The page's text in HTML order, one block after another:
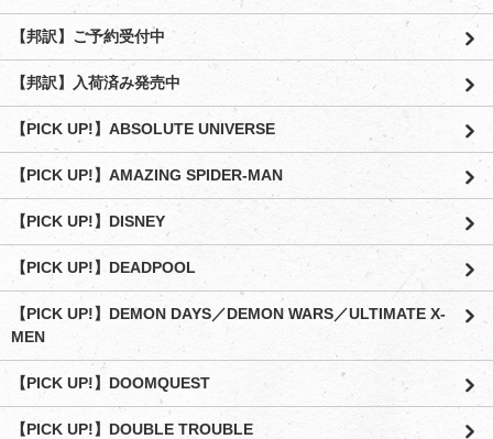
【邦訳】ご予約受付中
【邦訳】入荷済み発売中
【PICK UP!】ABSOLUTE UNIVERSE
【PICK UP!】AMAZING SPIDER-MAN
【PICK UP!】DISNEY
【PICK UP!】DEADPOOL
【PICK UP!】DEMON DAYS／DEMON WARS／ULTIMATE X-
MEN
【PICK UP!】DOOMQUEST
【PICK UP!】DOUBLE TROUBLE